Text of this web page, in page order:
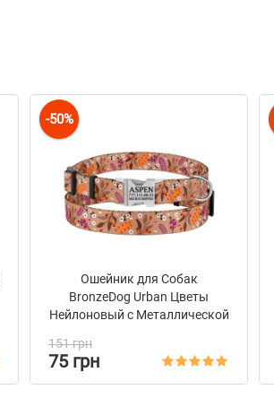
-50%
Ошейник для Собак
BronzeDog Urban Цветы
Нейлоновый с Металлической
151 грн
75 грн